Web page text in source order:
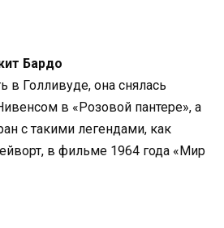
Бардо
в Голливуде, она снялась
в «Розовой пантере», а
с такими легендами, как
в фильме 1964 года «Мир